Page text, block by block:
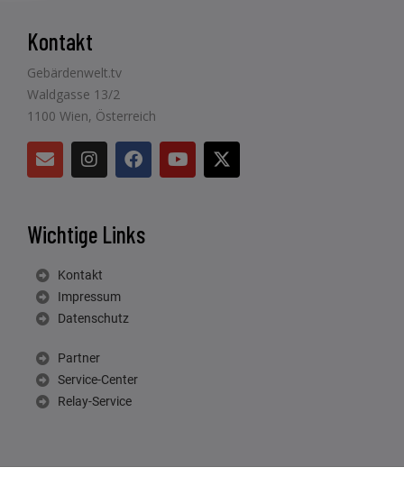
Kontakt
Gebärdenwelt.tv
Waldgasse 13/2
1100 Wien, Österreich
Wichtige Links
Kontakt
Impressum
Datenschutz
Partner
Service-Center
Relay-Service